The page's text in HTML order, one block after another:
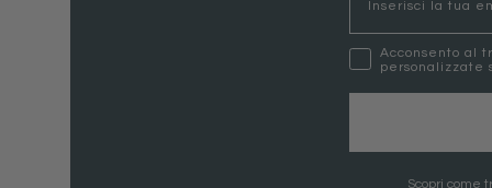
marketing
Acconsento al
personalizzate
Scopri come